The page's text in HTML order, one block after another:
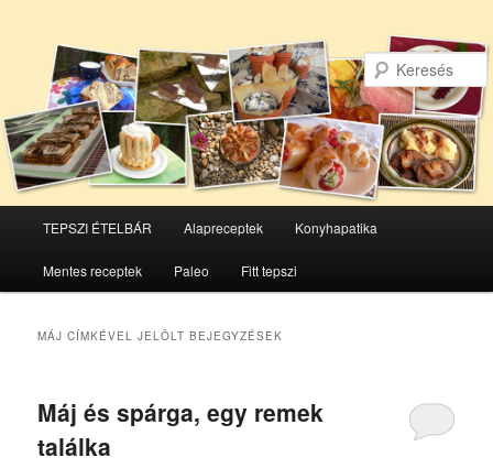
Tovább
az
elsődleges
Tovább
a
másodlagos
TEPSZI ÉTELBÁR Alapreceptek Konyhapatika
Mentes receptek Paleo Fitt tepszi
MÁJ CÍMKÉVEL JELÖLT BEJEGYZÉSEK
Máj és spárga, egy remek
találka